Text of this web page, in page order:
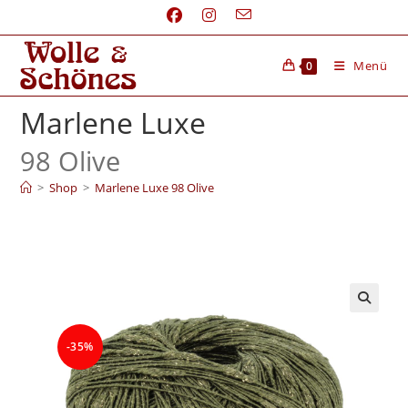
0 Menü
Marlene Luxe
98 Olive
> Shop > Marlene Luxe 98 Olive
-35%